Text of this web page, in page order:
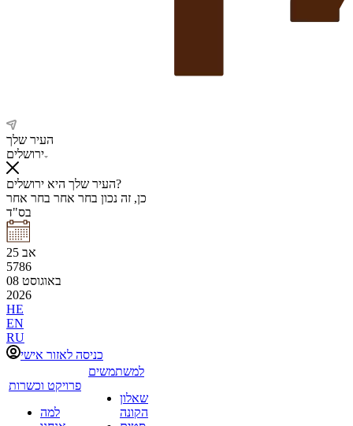
העיר שלך
ירושלים
העיר שלך היא ירושלים?
כן, זה נכון בחר אחר בחר אחר
בס"ד
25 אב
5786
08 באוגוסט
2026
HE
EN
RU
כניסה לאזור אישי
פרויקט וכשרות
למה
למשתמשים
שאלון
הקונה